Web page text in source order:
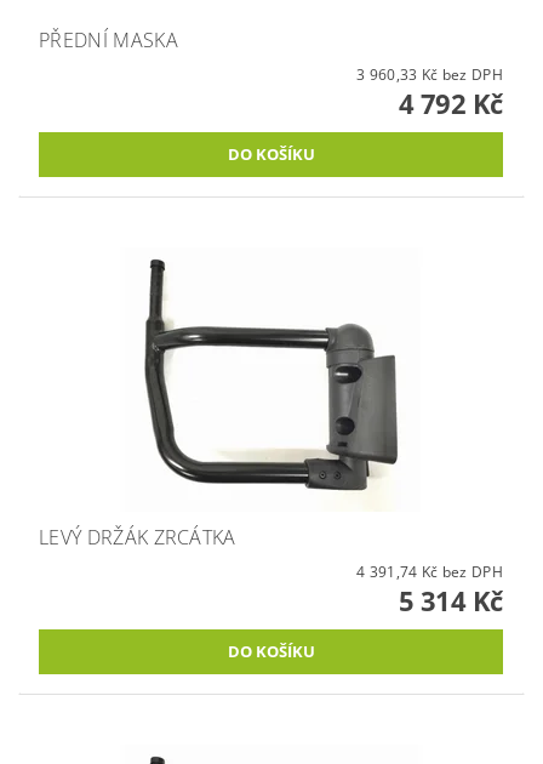
PŘEDNÍ MASKA
3 960,33 Kč bez DPH
4 792 Kč
LEVÝ DRŽÁK ZRCÁTKA
4 391,74 Kč bez DPH
5 314 Kč